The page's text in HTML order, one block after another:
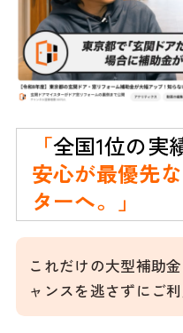
「全国1位の実
安心が最優先
ターへ。」
これだけの大型補助
ャンスを逃さずにご